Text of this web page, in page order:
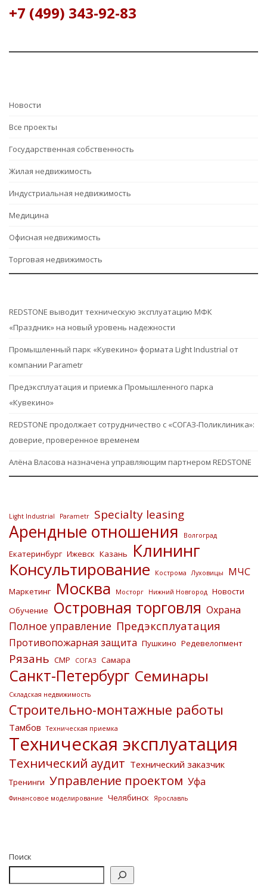
+7 (499) 343-92-83
Hовости
Все проекты
Государственная собственность
Жилая недвижимость
Индустриальная недвижимость
Медицина
Офисная недвижимость
Торговая недвижимость
REDSTONE выводит техническую эксплуатацию МФК
«Праздник» на новый уровень надежности
Промышленный парк «Кувекино» формата Light Industrial от
компании Parametr
Предэксплуатация и приемка Промышленного парка
«Кувекино»
REDSTONE продолжает сотрудничество с «СОГАЗ-Поликлиника»:
доверие, проверенное временем
Алёна Власова назначена управляющим партнером REDSTONE
Light Industrial Parametr Specialty leasing
Арендные отношения Волгоград
Екатеринбург Ижевск Казань Клининг
Консультирование Кострома Луховицы МЧС
Маркетинг Москва Мосторг Нижний Новгород Новости
Обучение
Островная торговля Охрана
Полное управление Предэксплуатация
Противопожарная защита Пушкино Редевелопмент
Рязань СМР СОГАЗ Самара
Санкт-Петербург Семинары
Складская недвижимость
Строительно-монтажные работы
Тамбов Техническая приемка
Техническая эксплуатация
Технический аудит Технический заказчик
Тренинги Управление проектом Уфа
Финансовое моделирование Челябинск Ярославль
Поиск